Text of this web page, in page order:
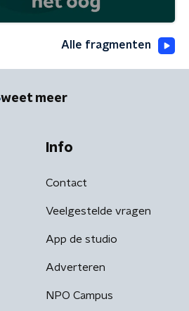
Alle fragmenten
weet meer
Info
Contact
Veelgestelde vragen
App de studio
Adverteren
NPO Campus